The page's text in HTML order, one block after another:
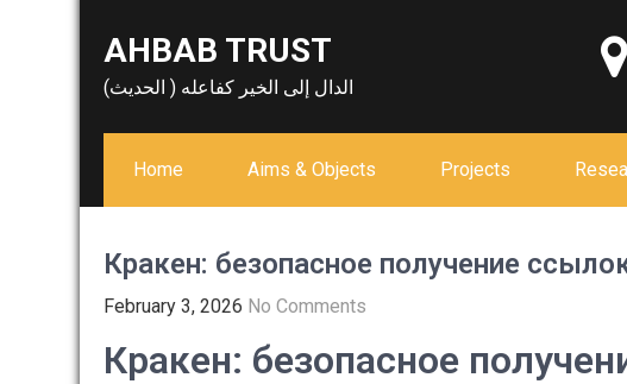
AHBAB TRUST
الدال إلى الخير كفاعله ( الحديث)
Home Aims & Objects Projects
Кракен: безопасное получение
February 3, 2026 No Comments
Кракен: безопасное